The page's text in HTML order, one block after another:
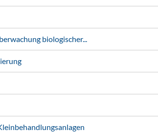
biologischer...